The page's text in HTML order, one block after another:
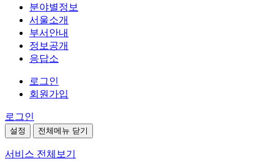
분야별정보
서울소개
부서안내
정보공개
응답소
로그인
회원가입
로그인
설정 전체메뉴 닫기
서비스 전체보기